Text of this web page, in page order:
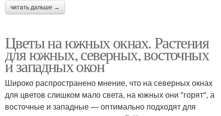
читать дальше →
Цветы на южных окнах. Растения
для южных, северных, восточных
и западных окон
Широко распространено мнение, что на северных окнах
для цветов слишком мало света, на южных они "горят", а
восточные и западные — оптимально подходят для